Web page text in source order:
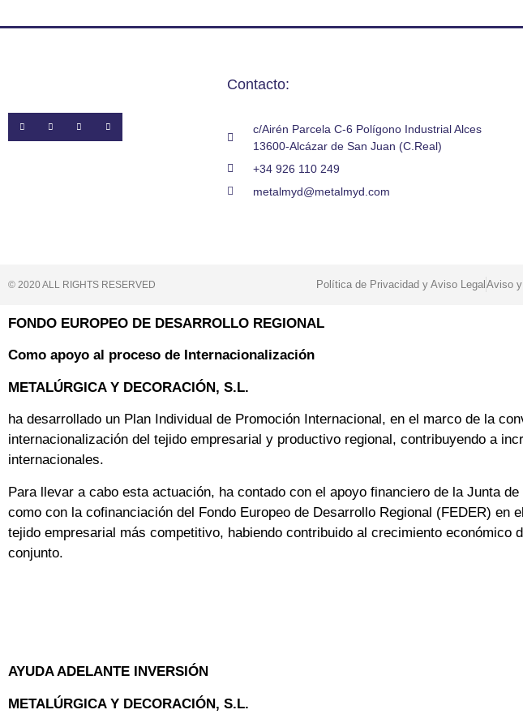
Contacto:
c/Airén Parcela C-6 Polígono Industrial Alces
13600-Alcázar de San Juan (C.Real)
+34 926 110 249
metalmyd@metalmyd.com
© 2020 ALL RIGHTS RESERVED​ Política de Privacidad y Aviso Legal Aviso
FONDO EUROPEO DE DESARROLLO REGIONAL
Como apoyo al proceso de Internacionalización
METALÚRGICA Y DECORACIÓN, S.L.
ha desarrollado un Plan Individual de Promoción Internacional, en el marco de la
internacionalización del tejido empresarial y productivo regional, contribuyendo a
internacionales.
Para llevar a cabo esta actuación, ha contado con el apoyo financiero de la Junta
como con la cofinanciación del Fondo Europeo de Desarrollo Regional (FEDER) en
tejido empresarial más competitivo, habiendo contribuido al crecimiento económico
conjunto.
AYUDA ADELANTE INVERSIÓN
METALÚRGICA Y DECORACIÓN, S.L.